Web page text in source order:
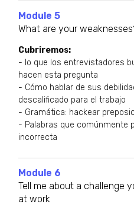
Module 5
What are your
Cubriremos:
- lo que los entrevistadores
hacen esta pregunta
- Cómo hablar de sus
descalificado para el trabajo
- Gramática: hackear
- Palabras que comúnmente
incorrecta
Module 6
Tell me about a challenge
at work